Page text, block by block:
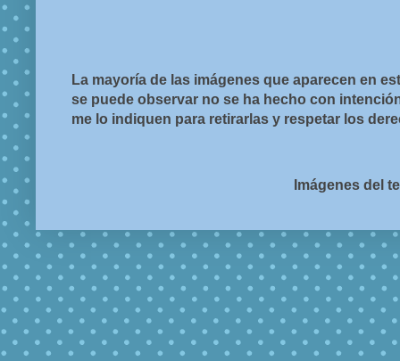
La mayoría de las imágenes que aparecen en
se puede observar no se ha hecho con
me lo indiquen para retirarlas y respetar los
Imágenes del